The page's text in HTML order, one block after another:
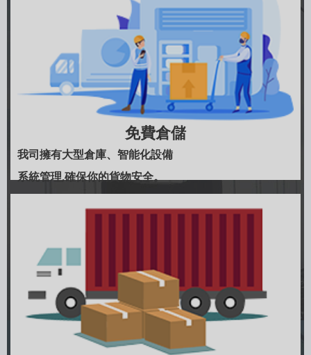
免費倉儲
我司擁有大型倉庫、智能化設備
系統管理,確保你的貨物安全。